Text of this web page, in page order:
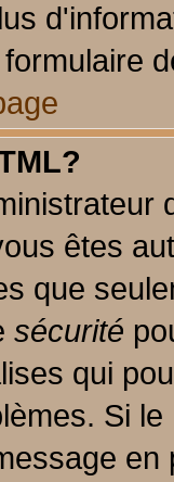
êtes
que
sécurité
qui
Si